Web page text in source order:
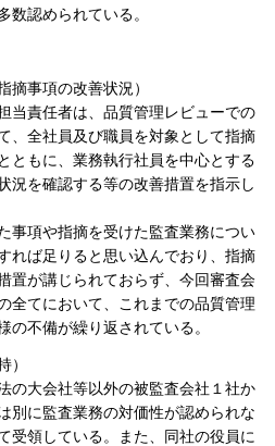
数認められている。
摘事項の改善状況）
当責任者は、品質管理レビューでの
、全社員及び職員を対象として指摘
ともに、業務執行社員を中心とする
況を確認する等の改善措置を指示し
事項や指摘を受けた監査業務につい
れば足りると思い込んでおり、指摘
置が講じられておらず、今回審査会
全てにおいて、これまでの品質管理
の不備が繰り返されている。
）
の大会社等以外の被監査会社１社か
別に監査業務の対価性が認められな
受領している。また、同社の役員に